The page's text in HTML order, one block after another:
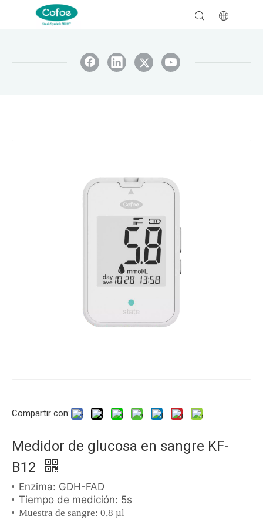
Compartir con:
Medidor de glucosa en sangre KF-
B12
Enzima: GDH-FAD
Tiempo de medición: 5s
Muestra de sangre: 0,8 µl